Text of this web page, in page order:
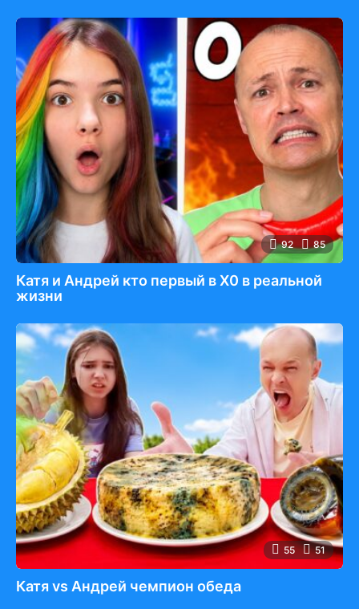
92 85
Катя и Андрей кто первый в Х0 в реальной
жизни
55 51
Катя vs Андрей чемпион обеда